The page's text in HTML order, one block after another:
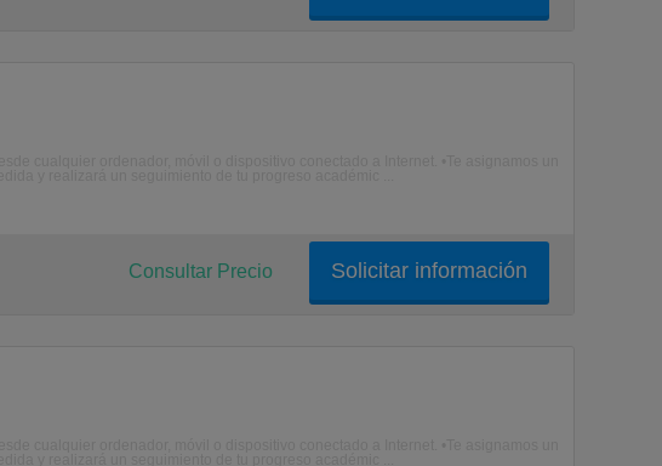
Solicitar información
Consultar Precio